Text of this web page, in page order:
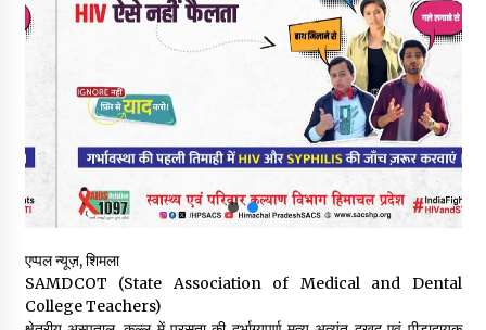
स्वास्थ्य विभाग की खरीद में घोटाले की आशंका, स्वतंत्र जांच की मांग, भाजपा
ने कहा- “हर पैसे का हिसाब जनता को मिले”
भाजपा का कांग्रेस सरकार पर हमला, प्रतिशोध की राजनीति के खिलाफ कल
शिमला में प्रदर्शन, मानसून सत्र में सरकार को घेरने की तैयारी
04/08/2026
पुलिस कांस्टेबल भर्ती के लिए बड़ी राहत, आयु सीमा में 1 वर्ष की छूट आवेदन की
हिमाचल सरकार लाएगी नई “स्वास्थ्य बीमा नीति”, गरीब परिवारों के लिए
एप्पल न्यूज़, शिमला
SAMDCOT (State Association of Medical and Dental
College Teachers)